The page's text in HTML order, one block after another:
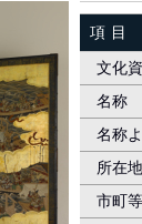
項目
文化
名称
名称
所在地
市町等